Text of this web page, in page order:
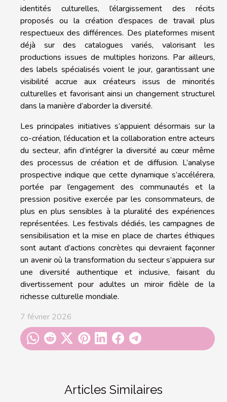
Articles Similaires
identités culturelles, l’élargissement des récits
proposés ou la création d’espaces de travail plus
respectueux des différences. Des plateformes misent
déjà sur des catalogues variés, valorisant les
productions issues de multiples horizons. Par ailleurs,
des labels spécialisés voient le jour, garantissant une
visibilité accrue aux créateurs issus de minorités
culturelles et favorisant ainsi un changement structurel
dans la manière d’aborder la diversité.
Les principales initiatives s’appuient désormais sur la
co-création, l’éducation et la collaboration entre acteurs
du secteur, afin d’intégrer la diversité au cœur même
des processus de création et de diffusion. L’analyse
prospective indique que cette dynamique s’accélérera,
portée par l’engagement des communautés et la
pression positive exercée par les consommateurs, de
plus en plus sensibles à la pluralité des expériences
représentées. Les festivals dédiés, les campagnes de
sensibilisation et la mise en place de chartes éthiques
sont autant d’actions concrètes qui devraient façonner
un avenir où la transformation du secteur s’appuiera sur
une diversité authentique et inclusive, faisant du
divertissement pour adultes un miroir fidèle de la
richesse culturelle mondiale.
7 février 2026